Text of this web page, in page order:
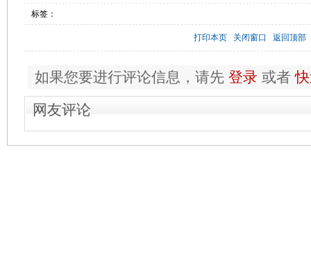
标签：
打印本页 关闭窗口 返回顶部
如果您要进行评论信息，请先 登录 或者
网友评论